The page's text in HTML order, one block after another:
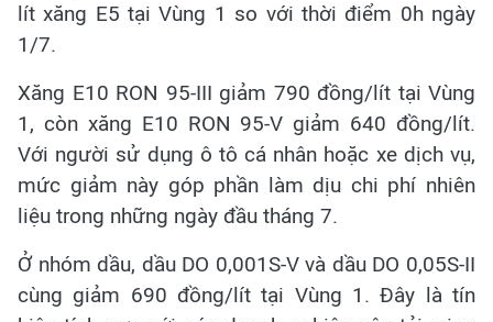
lít xăng E5 tại Vùng 1 so với thời điểm 0h ngày
1/7.
Xăng E10 RON 95-III giảm 790 đồng/lít tại Vùng
1, còn xăng E10 RON 95-V giảm 640 đồng/lít.
Với người sử dụng ô tô cá nhân hoặc xe dịch vụ,
mức giảm này góp phần làm dịu chi phí nhiên
liệu trong những ngày đầu tháng 7.
Ở nhóm dầu, dầu DO 0,001S-V và dầu DO 0,05S-II
cùng giảm 690 đồng/lít tại Vùng 1. Đây là tín